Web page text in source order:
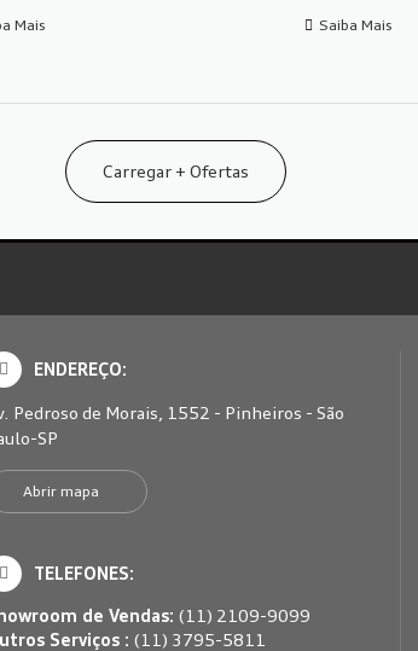
Mais
Saiba Mais
Carregar + Ofertas
ENDEREÇO:
Pedroso de Morais, 1552 - Pinheiros - São
SP
Abrir mapa
TELEFONES:
de Vendas:(11) 2109-9099
Serviços :(11) 3795-5811